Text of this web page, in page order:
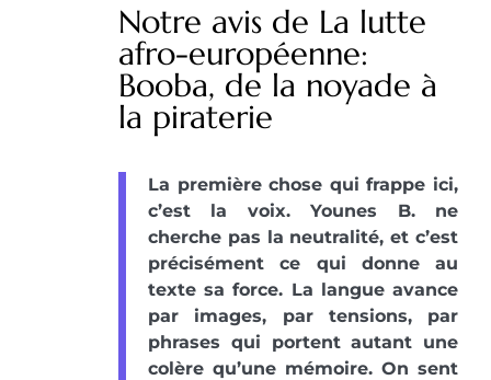
Notre avis de La lutte
afro-européenne:
Booba, de la noyade à
la piraterie
La première chose qui frappe ici,
c’est la voix. Younes B. ne
cherche pas la neutralité, et c’est
précisément ce qui donne au
texte sa force. La langue avance
par images, par tensions, par
phrases qui portent autant une
colère qu’une mémoire. On sent